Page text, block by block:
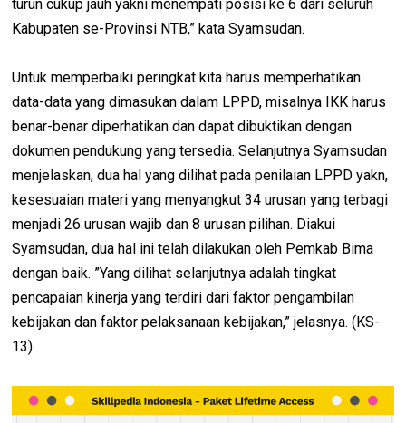
turun cukup jauh yakni menempati posisi ke 6 dari seluruh
Kabupaten se-Provinsi NTB,” kata Syamsudan.
Untuk memperbaiki peringkat kita harus memperhatikan
data-data yang dimasukan dalam LPPD, misalnya IKK harus
benar-benar diperhatikan dan dapat dibuktikan dengan
dokumen pendukung yang tersedia. Selanjutnya Syamsudan
menjelaskan, dua hal yang dilihat pada penilaian LPPD yakn,
kesesuaian materi yang menyangkut 34 urusan yang terbagi
menjadi 26 urusan wajib dan 8 urusan pilihan. Diakui
Syamsudan, dua hal ini telah dilakukan oleh Pemkab Bima
dengan baik. ”Yang dilihat selanjutnya adalah tingkat
pencapaian kinerja yang terdiri dari faktor pengambilan
kebijakan dan faktor pelaksanaan kebijakan,” jelasnya. (KS-
13)